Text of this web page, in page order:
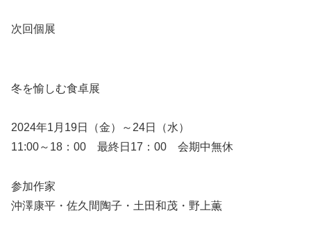
次回個展
冬を愉しむ食卓展
2024年1月19日（金）～24日（水）
11:00～18：00 最終日17：00 会期中無休
参加作家
沖澤康平・佐久間陶子・土田和茂・野上薫